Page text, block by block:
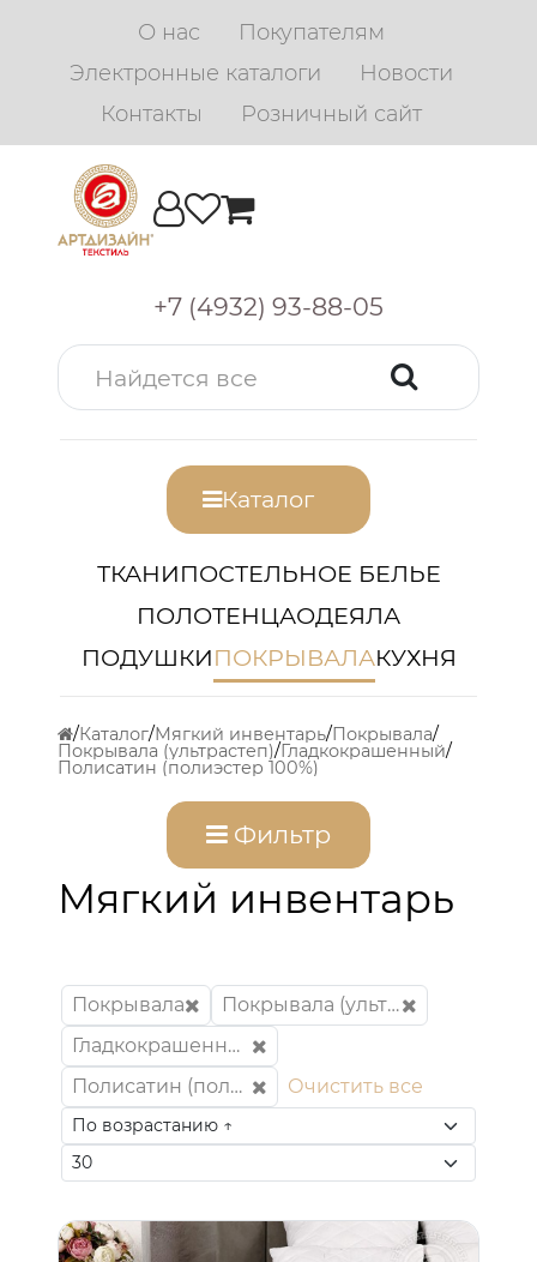
О нас
Покупателям
Электронные каталоги
Новости
Контакты
Розничный сайт
+7 (4932) 93-88-05
Каталог
ТКАНИПОСТЕЛЬНОЕ БЕЛЬЕ
ПОЛОТЕНЦАОДЕЯЛА
ПОДУШКИПОКРЫВАЛАКУХНЯ
Каталог Мягкий инвентарь Покрывала
Покрывала (ультрастеп) Гладкокрашенный
Полисатин (полиэстер 100%)
Фильтр
Мягкий инвентарь
Покрывала
Покрывала (ультрастеп)
Гладкокрашенный
Полисатин (полиэстер 100%)
Очистить все